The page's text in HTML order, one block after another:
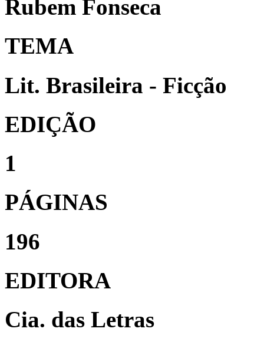
Rubem Fonseca
TEMA
Lit. Brasileira - Ficção
EDIÇÃO
1
PÁGINAS
196
EDITORA
Cia. das Letras